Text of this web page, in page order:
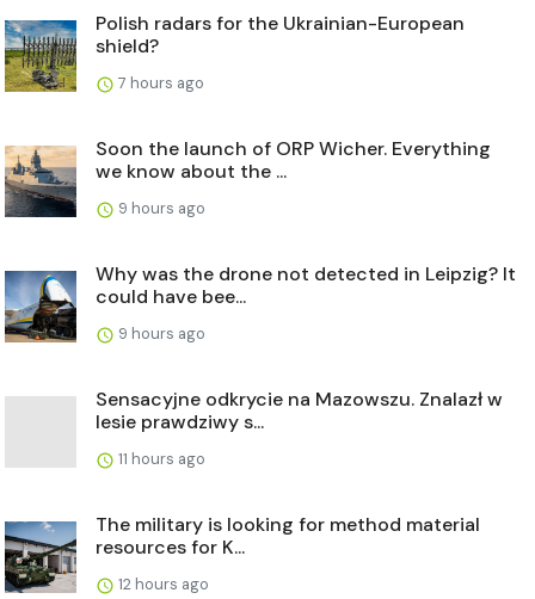
Polish radars for the Ukrainian-European
shield?
7 hours ago
Soon the launch of ORP Wicher. Everything
we know about the ...
9 hours ago
Why was the drone not detected in Leipzig? It
could have bee...
9 hours ago
Sensacyjne odkrycie na Mazowszu. Znalazł w
lesie prawdziwy s...
11 hours ago
The military is looking for method material
resources for K...
12 hours ago